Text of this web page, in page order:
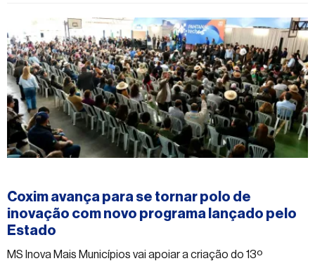
Coxim avança para se tornar polo de
inovação com novo programa lançado pelo
Estado
MS Inova Mais Municípios vai apoiar a criação do 13º